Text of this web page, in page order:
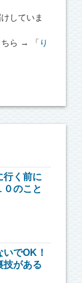
していま
ら → 「 り
行く前に
０のこと
でOK！
技がある